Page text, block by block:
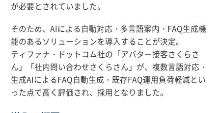
が必要とされていました。
そのため、AIによる自動対応・多言語案内・FAQ生成機
能のあるソリューションを導入することが決定。
ティファナ・ドットコム社の「アバター接客さくらさ
ん」「社内問い合わせさくらさん」が、複数言語対応・
生成AIによるFAQ自動生成・既存FAQ運用負荷軽減とい
った点で高く評価され、採用となりました。